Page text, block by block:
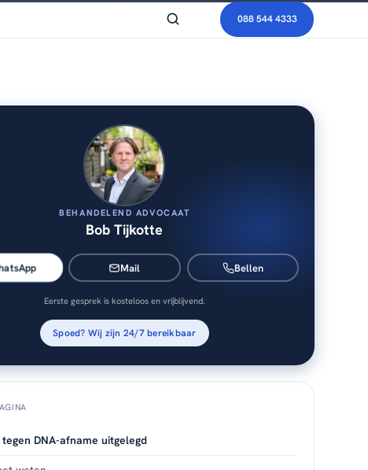
088 544 4333
BEHANDELEND ADVOCAAT
Bob Tijkotte
Mail Bellen
Eerste gesprek is kosteloos en vrijblijvend.
Spoed? Wij zijn 24/7 bereikbaar
DNA-afname uitgelegd